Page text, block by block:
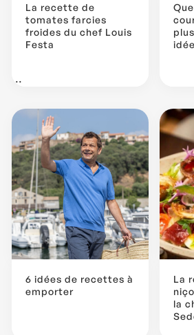
La recette de
tomates farcies
froides du chef Louis
Festa
...
6 idées de recettes à
emporter
La
la